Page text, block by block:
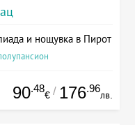
и нощувка в Пирот
90.48
€ / 176.96
лв.